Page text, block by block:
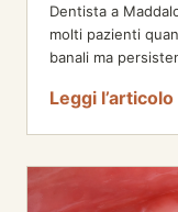
Dentista a
molti pazienti
banali ma
Leggi